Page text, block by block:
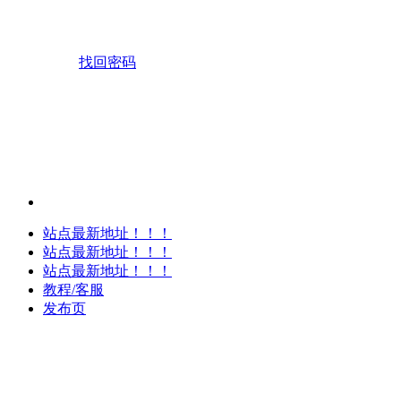
找回密码
站点最新地址！！！
站点最新地址！！！
站点最新地址！！！
教程/客服
发布页